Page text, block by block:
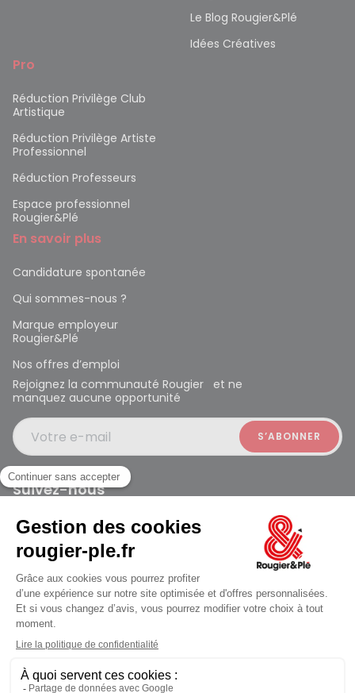
jusqu'au Lundi à 10:00
Le Blog Rougier&Plé
Idées Créatives
Pro
Réduction Privilège Club
Artistique
Réduction Privilège Artiste
Professionnel
Réduction Professeurs
Espace professionnel
Rougier&Plé
En savoir plus
Candidature spontanée
Qui sommes-nous ?
Marque employeur
Rougier&Plé
Nos offres d’emploi
Rejoignez la communauté Rougier et ne
manquez aucune opportunité
Votre e-mail
Suivez-nous
Rougier et Plé 2024 Copyright
Mentions légales
Conditions générales des ventes